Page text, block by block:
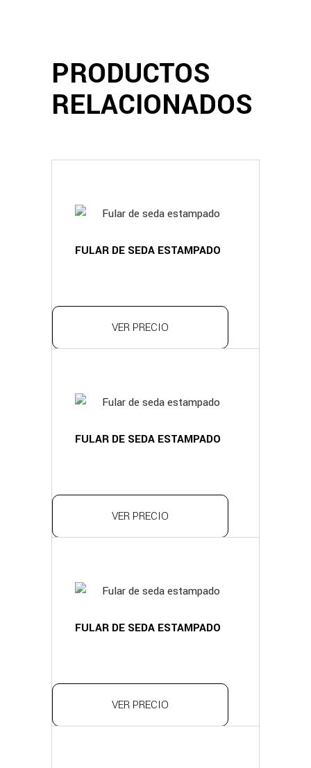
PRODUCTOS
RELACIONADOS
FULAR DE SEDA ESTAMPADO
VER PRECIO
FULAR DE SEDA ESTAMPADO
VER PRECIO
FULAR DE SEDA ESTAMPADO
VER PRECIO